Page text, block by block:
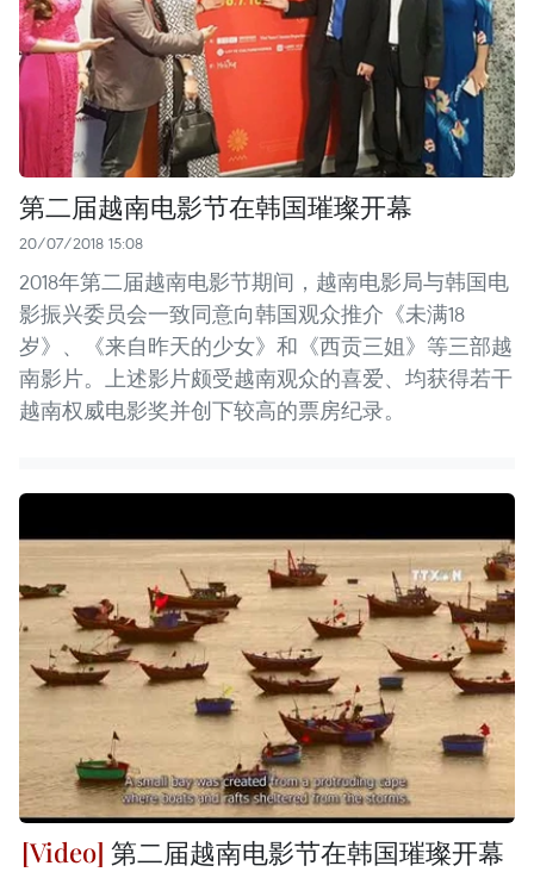
第二届越南电影节在韩国璀璨开幕
20/07/2018 15:08
2018年第二届越南电影节期间，越南电影局与韩国电
影振兴委员会一致同意向韩国观众推介《未满18
岁》、《来自昨天的少女》和《西贡三姐》等三部越
南影片。上述影片颇受越南观众的喜爱、均获得若干
越南权威电影奖并创下较高的票房纪录。
第二届越南电影节在韩国璀璨开幕